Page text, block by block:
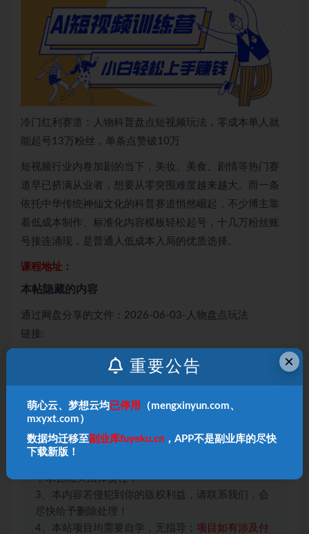
冷门红利赛道：人物科普盘点短视频玩法，零成本单人就
能起号13万粉丝，单条点赞破10万
短视频行业内卷加剧的当下，美妆、美食、剧情等热门赛
道早已挤满从业者，想要从零突围难度越来越大。而一条
依托中华传统神仙文化的科普赛道悄然崛起，不少博主靠
着低成本制作、标准化内容模板轻松起号，十几万粉丝账
号接连涌现，是普通人低成本入局的优质选择。
课程地址：
本帖隐藏的内容
通过网盘分享的文件：2026-06-03-人物盘点玩法
链接:
pwd=j6gr 提取码: j6gr
1、本内容转载于网络，版权归原作者所有！
不承担相关法律责任！
3、本内容若侵犯到你的版权利益，请联系我们，会
尽快给予删除处理！
4、本站项目均需要自学，无指导； 项目如有涉及付
×
重要公告
萌心云、梦想云均 已停用
（mengxinyun.com、
mxyxt.com）
数据均迁移至副业库fuyeku.cn ，APP不是副业库的尽快
下载新版！